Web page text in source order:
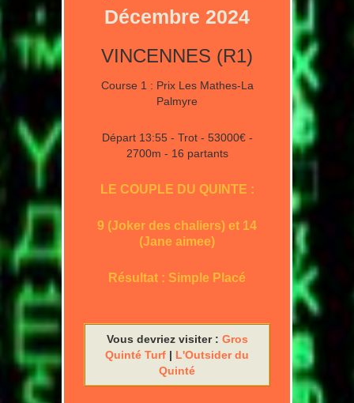
Décembre 2024
VINCENNES (R1)
Course 1 : Prix Les Mathes-La
Palmyre
Départ 13:55 - Trot - 53000€ -
2700m - 16 partants
LE COUPLE DU QUINTE :
9 (Joker des chaliers) et 14
(Jane aimee)
Résultat : Simple Placé
Vous devriez visiter : Gros
Quinté Turf | L'Outsider du
Quinté